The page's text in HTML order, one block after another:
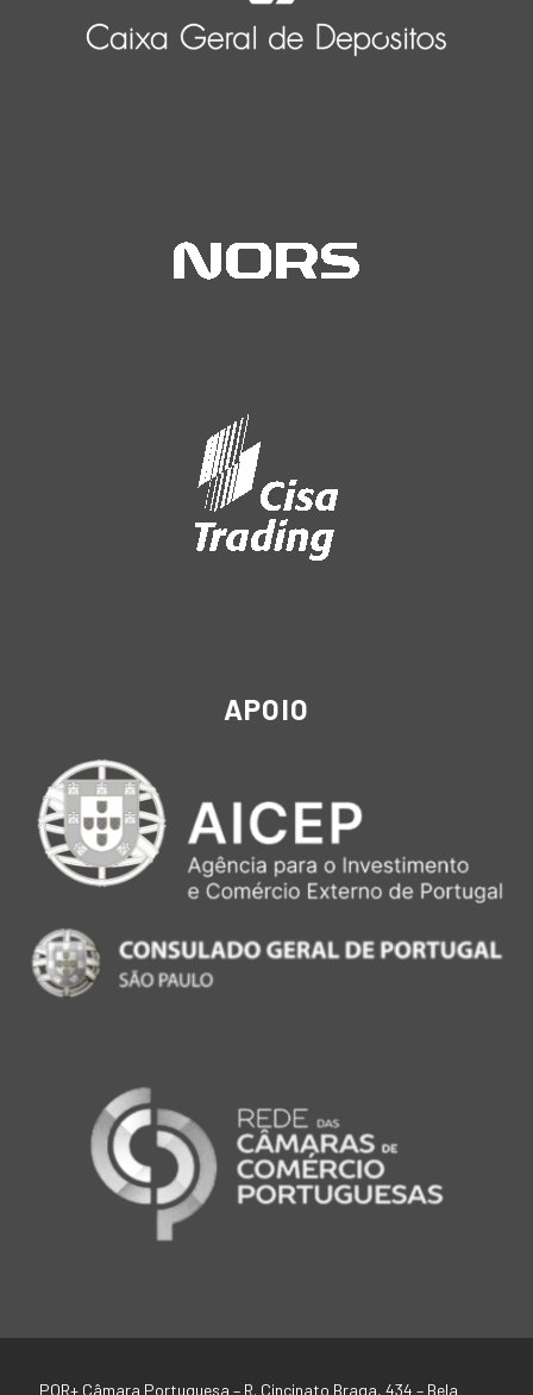
APOIO
POR+ Câmara Portuguesa – R. Cincinato Braga, 434 – Bela